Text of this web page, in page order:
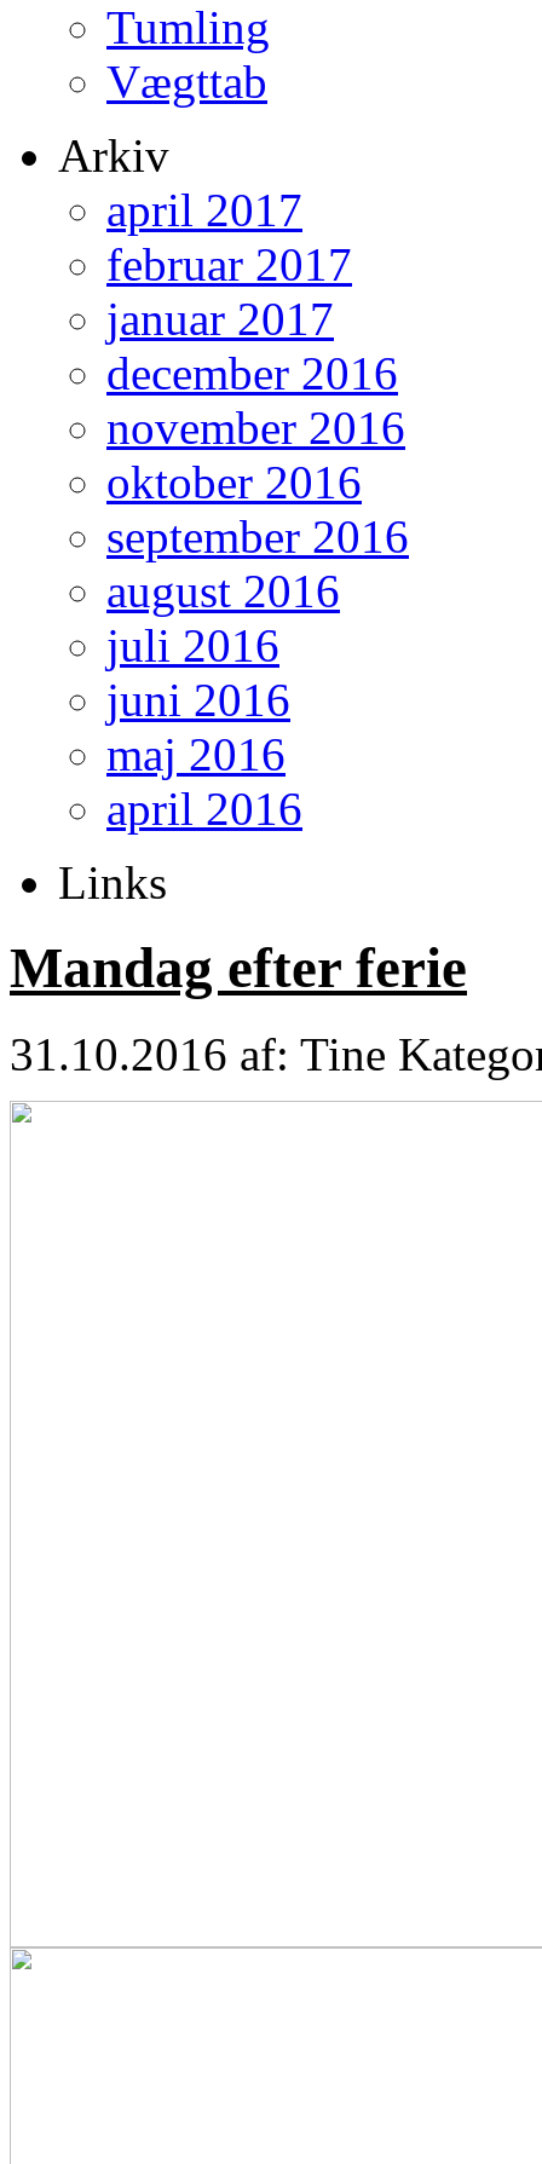
Tumling
Vægttab
Arkiv
april 2017
februar 2017
januar 2017
december 2016
november 2016
oktober 2016
september 2016
august 2016
juli 2016
juni 2016
maj 2016
april 2016
Links
Mandag efter ferie
31.10.2016 af: Tine